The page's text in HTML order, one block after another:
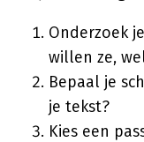
Onderzoek
willen ze,
Bepaal je
je tekst?
Kies een